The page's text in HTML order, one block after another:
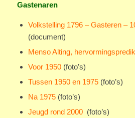
Gastenaren
Volkstelling 1796 – Gasteren –
(document)
Menso Alting,
Voor 1950(foto’s)
Tussen 1950 en 1975(foto’s)
Na 1975(foto’s)
Jeugd rond 2000 (foto’s)